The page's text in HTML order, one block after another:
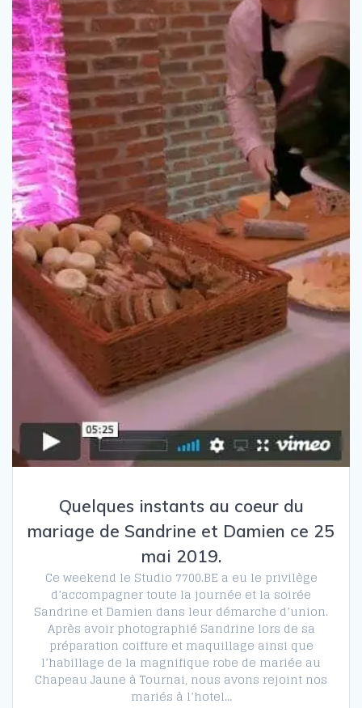
Quelques instants au coeur du
mariage de Sandrine et Damien ce 25
mai 2019.
Ce weekend le Studio 7700.BE a eu le privilège
d’accompagner toute la journée et la soirée
Sandrine et Damien dans leur démarche d’union.
Après avoir photographié Sandrine lors de sa
préparation coiffure et maquillage ainsi que
l’habillage de la magnifique robe de mariée au
Chapeau Jaune à Tournai, nous avons rejoint nos
mariés à l’hotel…